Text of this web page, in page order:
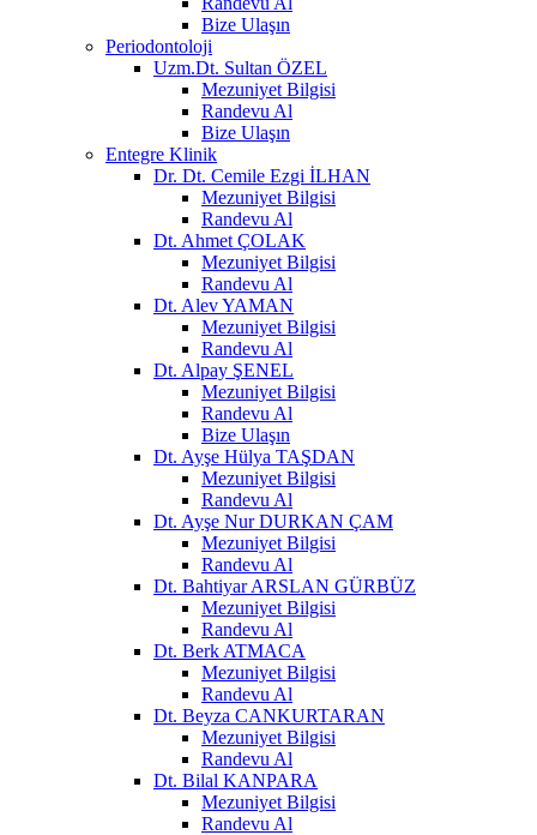
Bize Ulaşın
Periodontoloji
Uzm.Dt. Sultan ÖZEL
Mezuniyet Bilgisi
Randevu Al
Bize Ulaşın
Entegre Klinik
Dr. Dt. Cemile Ezgi İLHAN
Mezuniyet Bilgisi
Randevu Al
Dt. Ahmet ÇOLAK
Mezuniyet Bilgisi
Randevu Al
Dt. Alev YAMAN
Mezuniyet Bilgisi
Randevu Al
Dt. Alpay ŞENEL
Mezuniyet Bilgisi
Randevu Al
Bize Ulaşın
Dt. Ayşe Hülya TAŞDAN
Mezuniyet Bilgisi
Randevu Al
Dt. Ayşe Nur DURKAN ÇAM
Mezuniyet Bilgisi
Randevu Al
Dt. Bahtiyar ARSLAN GÜRBÜZ
Mezuniyet Bilgisi
Randevu Al
Dt. Berk ATMACA
Mezuniyet Bilgisi
Randevu Al
Dt. Beyza CANKURTARAN
Mezuniyet Bilgisi
Randevu Al
Dt. Bilal KANPARA
Mezuniyet Bilgisi
Randevu Al